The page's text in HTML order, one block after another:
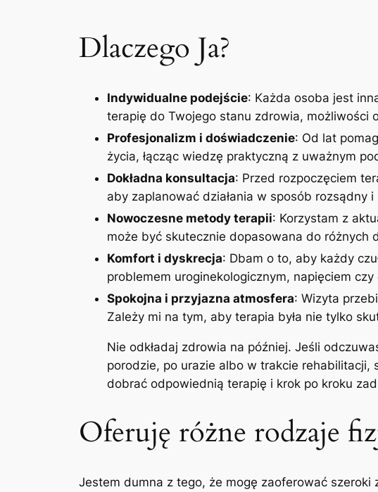
Dlaczego Ja?
Indywidualne podejście: Każda osoba jest
terapię do Twojego stanu zdrowia, możliwości
Profesjonalizm i doświadczenie: Od lat
życia, łącząc wiedzę praktyczną z uważnym
Dokładna konsultacja: Przed rozpoczęciem
aby zaplanować działania w sposób rozsądny i
Nowoczesne metody terapii: Korzystam z
może być skutecznie dopasowana do różnych
Komfort i dyskrecja: Dbam o to, aby każdy
problemem uroginekologicznym, napięciem
Spokojna i przyjazna atmosfera: Wizyta
Zależy mi na tym, aby terapia była nie tylko
Nie odkładaj zdrowia na później. Jeśli
porodzie, po urazie albo w trakcie rehabilitacji,
dobrać odpowiednią terapię i krok po kroku
Oferuję różne rodzaje
Jestem dumna z tego, że mogę zaoferować szeroki